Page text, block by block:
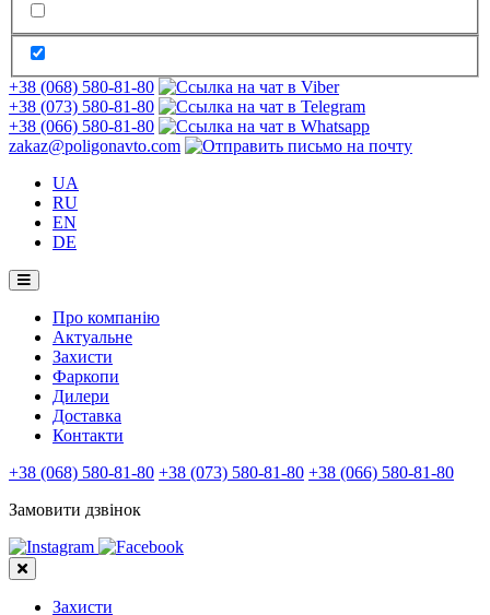
+38 (068) 580-81-80
+38 (073) 580-81-80
+38 (066) 580-81-80
zakaz@poligonavto.com
UA
RU
EN
DE
Про компанію
Актуальне
Захисти
Фаркопи
Дилери
Доставка
Контакти
+38 (068) 580-81-80 +38 (073) 580-81-80 +38 (066) 580-81-80
Замовити дзвінок
Захисти